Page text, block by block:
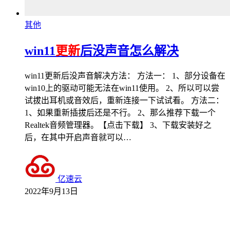
其他
win11更新后没声音怎么解决
win11更新后没声音解决方法： 方法一： 1、部分设备在
win10上的驱动可能无法在win11使用。 2、所以可以尝
试拔出耳机或音效后，重新连接一下试试看。 方法二：
1、如果重新插拔后还是不行。 2、那么推荐下载一个
Realtek音频管理器。【点击下载】 3、下载安装好之
后，在其中开启声音就可以…
亿速云
2022年9月13日